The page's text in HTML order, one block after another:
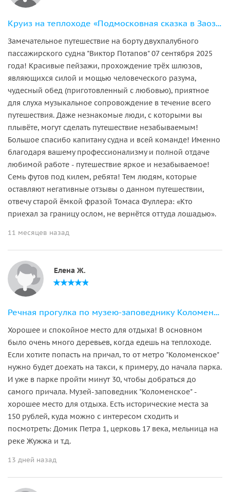
Круиз на теплоходе «Подмосковная сказка в Заозерье»
Замечательное путешествие на борту двухпалубного
пассажирского судна "Виктор Потапов" 07 сентября 2025
года! Красивые пейзажи, прохождение трёх шлюзов,
являющихся силой и мощью человеческого разума,
чудесный обед (приготовленный с любовью), приятное
для слуха музыкальное сопровождение в течение всего
путешествия. Даже незнакомые люди, с которыми вы
плывёте, могут сделать путешествие незабываемым!
Большое спасибо капитану судна и всей команде! Именно
благодаря вашему профессионализму и полной отдаче
любимой работе - путешествие яркое и незабываемое!
Семь футов под килем, ребята! Тем людям, которые
оставляют негативные отзывы о данном путешествии,
отвечу старой ёмкой фразой Томаса Фуллера: «Кто
приехал за границу ослом, не вернётся оттуда лошадью».
11 месяцев назад
Елена Ж.
Речная прогулка по музею-заповеднику Коломенское
Хорошее и спокойное место для отдыха! В основном
было очень много деревьев, когда едешь на теплоходе.
Если хотите попасть на причал, то от метро "Коломенское"
нужно будет доехать на такси, к примеру, до начала парка.
И уже в парке пройти минут 30, чтобы добраться до
самого причала. Музей-заповедник "Коломенское" -
хорошее место для отдыха. Есть исторические места за
150 рублей, куда можно с интересом сходить и
посмотреть: Домик Петра 1, церковь 17 века, мельница на
реке Жужжа и т.д.
13 дней назад